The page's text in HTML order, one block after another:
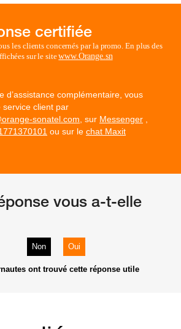
les clients concernés par la promo. En plus des
sur le sitewww.Orange.sn
d’assistance complémentaire, vous
service client par
sonatel.com , sur Messenger
ou sur le chat Maxit
vous a-t-elle
Non Oui
ont trouvé cette réponse utile